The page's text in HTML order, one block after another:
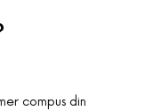
compus din